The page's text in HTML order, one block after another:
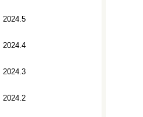
2024.5
2024.4
2024.3
2024.2